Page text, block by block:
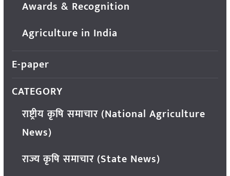
Awards & Recognition
Agriculture in India
E-paper
CATEGORY
राष्ट्रीय कृषि समाचार (National Agriculture
News)
राज्य कृषि समाचार (State News)